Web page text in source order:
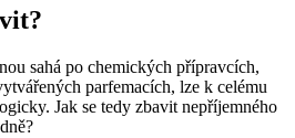
sahá po chemických přípravcích,
parfemacích, lze k celému
Jak se tedy zbavit nepříjemného